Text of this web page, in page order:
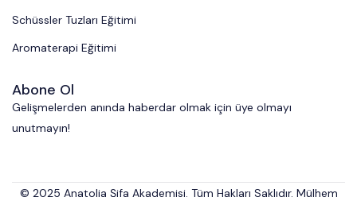
Schüssler Tuzları Eğitimi
Aromaterapi Eğitimi
Abone Ol
Gelişmelerden anında haberdar olmak için üye olmayı
unutmayın!
© 2025 Anatolia Şifa Akademisi. Tüm Hakları Saklıdır. Mülhem